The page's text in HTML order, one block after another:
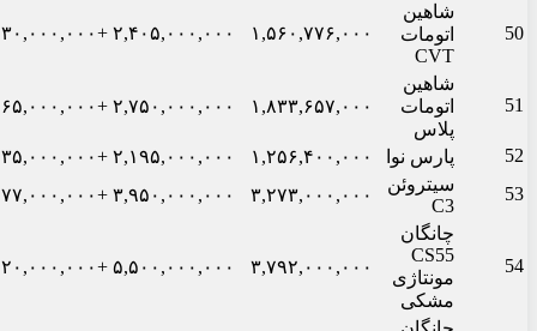
50
شاهین
اتومات
CVT
۱,۵۶۰,۷۷۶,۰۰۰ ۲,۴۰۵,۰۰۰,۰۰۰ +۳۰,۰۰۰,۰۰۰
51
شاهین
اتومات
پلاس
۱,۸۳۳,۶۵۷,۰۰۰ ۲,۷۵۰,۰۰۰,۰۰۰ +۶۵,۰۰۰,۰۰۰
52 پارس نوا ۱,۲۵۶,۴۰۰,۰۰۰ ۲,۱۹۵,۰۰۰,۰۰۰ +۳۵,۰۰۰,۰۰۰
53
سیتروئن
C3
۳,۲۷۳,۰۰۰,۰۰۰ ۳,۹۵۰,۰۰۰,۰۰۰ +۱۷۷,۰۰۰,۰۰۰
54
چانگان
CS55
مونتاژی
مشکی
۳,۷۹۲,۰۰۰,۰۰۰ ۵,۵۰۰,۰۰۰,۰۰۰ +۴۲۰,۰۰۰,۰۰۰